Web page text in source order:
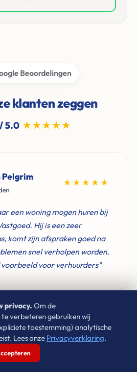
Beoordelingen
klanten zeggen
5.0 ★★★★★
Pelgrim
★★★★★
een woning mogen huren bij
Hij is een zeer
komt zijn afspraken goed na
snel verholpen worden.
voor verhuurders"
★★★★★
met Leon van Leco
privacy. Om de
verbeteren gebruiken wij
toestemming) analytische
Lees onze Privacyverklaring.